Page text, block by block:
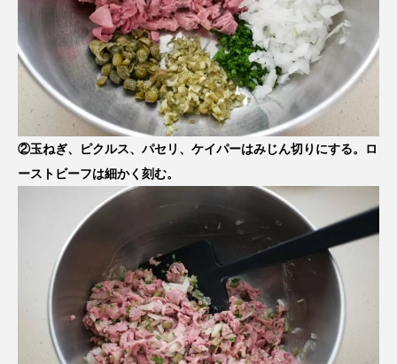
②玉ねぎ、ピクルス、パセリ、ケイパーはみじん切りにする。ロ
ーストビーフは細かく刻む。